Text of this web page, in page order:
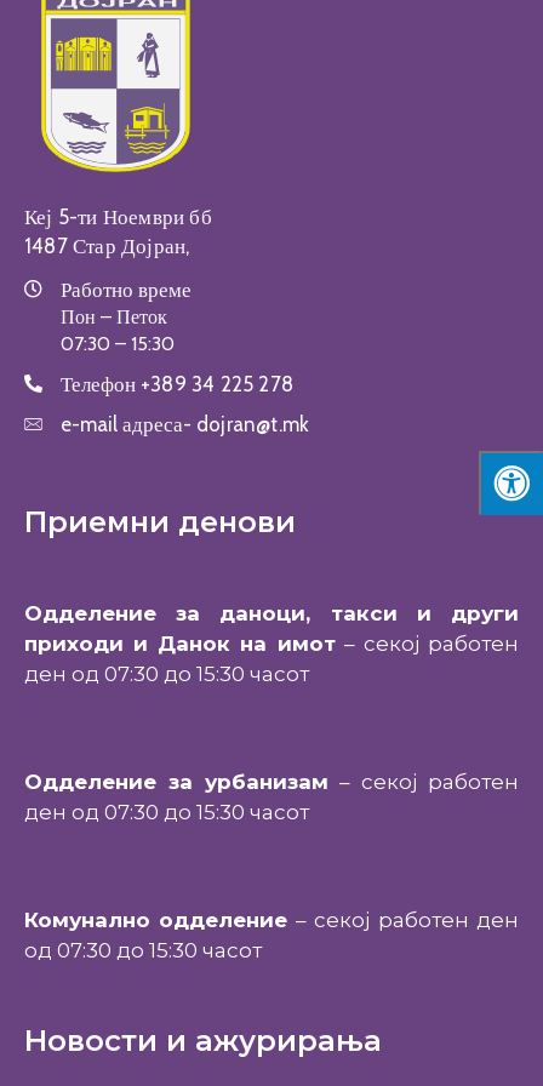
Кеј 5-ти Ноември бб
1487 Стар Дојран,
Работно време
Пон – Петок
07:30 – 15:30
Телефон +389 34 225 278
e-mail адреса- dojran@t.mk
Приемни денови
Одделение за даноци, такси и други
приходи и Данок на имот– секој работен
ден од 07:30 до 15:30 часот
Одделение за урбанизам – секој работен
ден од 07:30 до 15:30 часот
Комунално одделение – секој работен ден
од 07:30 до 15:30 часот
Новости и ажурирања